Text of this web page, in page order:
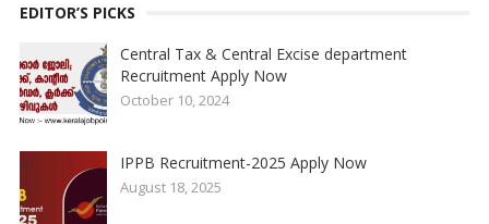
EDITOR’S PICKS
Central Tax & Central Excise department
Recruitment Apply Now
October 10, 2024
IPPB Recruitment-2025 Apply Now
August 18, 2025